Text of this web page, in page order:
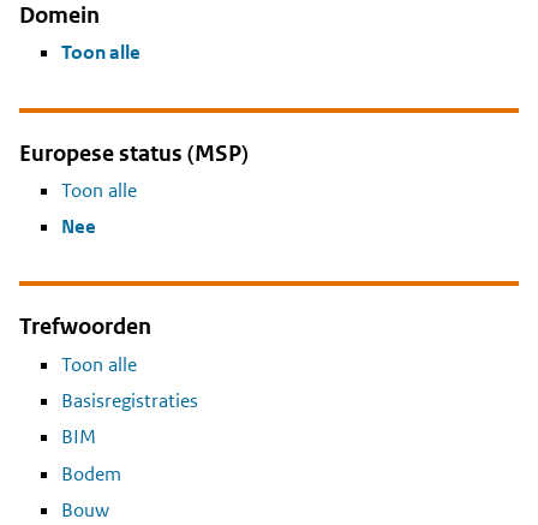
Domein
Toon alle
Europese status (MSP)
Toon alle
Nee
Trefwoorden
Toon alle
Basisregistraties
BIM
Bodem
Bouw